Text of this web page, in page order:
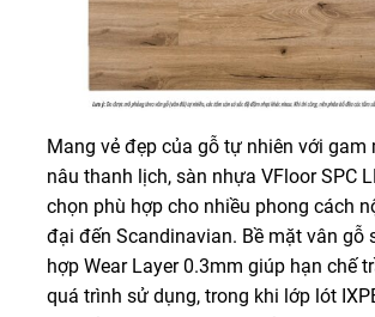
Mang vẻ đẹp của gỗ tự nhiên với gam
nâu thanh lịch, sàn nhựa VFloor SPC
chọn phù hợp cho nhiều phong cách
đại đến Scandinavian. Bề mặt vân gỗ
hợp Wear Layer 0.3mm giúp hạn chế
quá trình sử dụng, trong khi lớp lót